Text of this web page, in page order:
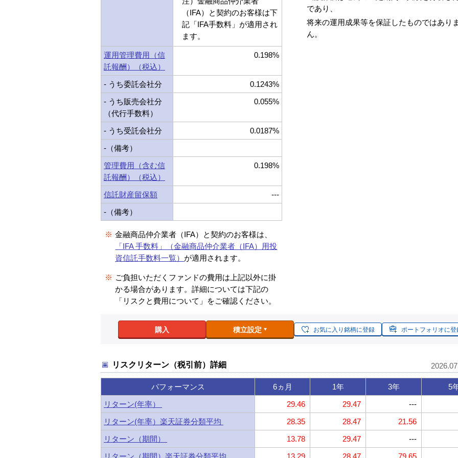
（IFA）と契約のお客様は下
記「IFA手数料」が適用され
ます。
運用管理費用（信
託報酬）（税込）
0.198%
- うち委託会社分
0.1243%
- うち販売会社分
（代行手数料）
0.055%
- うち受託会社分
0.0187%
-（備考）
管理費用（含む信
託報酬）（税込）
0.198%
信託財産留保額
---
-（備考）
※ 金融商品仲介業者（IFA）と契約のお客様は、
「IFA 手数料」（金融商品仲介業者（IFA）用投
資信託手数料一覧） が適用されます。
※ ご負担いただくファンドの費用は上記以外に掛
かる場合があります。詳細については下記の
「リスクと費用について」をご確認ください。
であり、
将来の運用成果等を保証したものではあり
ん。
購入 積立設定 お気に入り銘柄に登録 ポートフォリオに登
リスクリターン（税引前）詳細
パフォーマンス 6ヵ月 1年 3年
5
リターン(年率）
29.46 29.47
---
リターン(年率）楽天証券分類平均
28.35 28.47
21.56
リターン（期間）
13.78 29.47
---
リターン（期間）楽天証券分類平均
13.29 28.47 79.65